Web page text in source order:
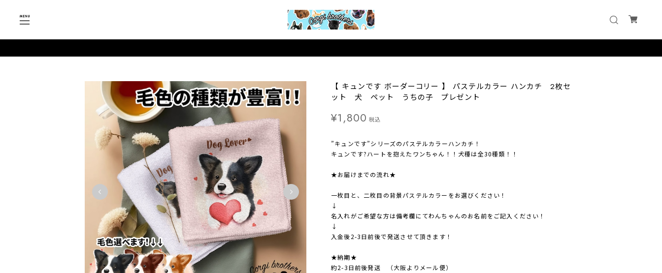
【 キュンです ボーダーコリー 】 パステルカラー ハンカチ 2枚セ
ット 犬 ペット うちの子 プレゼント
¥1,800 税込
”キュンです”シリーズのパステルカラーハンカチ！
キュンです?ハートを抱えたワンちゃん！！犬種は全30種類！！
★お届けまでの流れ★
一枚目と、二枚目の背景パステルカラーをお選びください！
↓
名入れがご希望な方は備考欄にてわんちゃんのお名前をご記入ください！
↓
入金後2-3日前後で発送させて頂きます！
★納期★
約2-3日前後発送 （大阪よりメール便）